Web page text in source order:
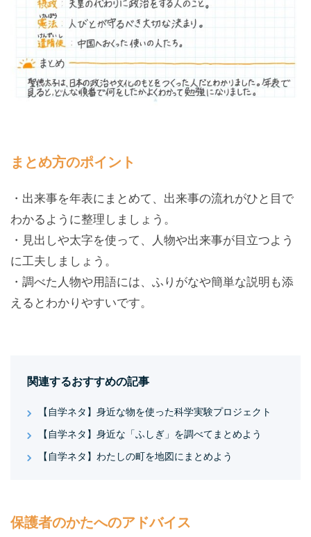
まとめ方のポイント
・出来事を年表にまとめて、出来事の流れがひと目で
わかるように整理しましょう。
・見出しや太字を使って、人物や出来事が目立つよう
に工夫しましょう。
・調べた人物や用語には、ふりがなや簡単な説明も添
えるとわかりやすいです。
関連するおすすめの記事
【自学ネタ】身近な物を使った科学実験プロジェクト
【自学ネタ】身近な「ふしぎ」を調べてまとめよう
【自学ネタ】わたしの町を地図にまとめよう
保護者のかたへのアドバイス